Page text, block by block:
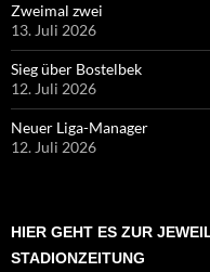
Zweimal zwei
13. Juli 2026
Sieg über Bostelbek
12. Juli 2026
Neuer Liga-Manager
12. Juli 2026
HIER GEHT ES ZUR
STADIONZEITUNG